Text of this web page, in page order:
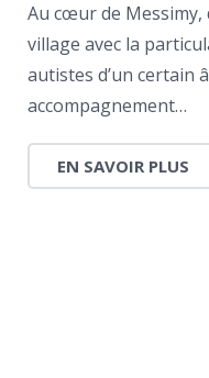
Au cœur de Messimy,
village avec la
autistes d’un certain
accompagnement…
EN SAVOIR PLUS